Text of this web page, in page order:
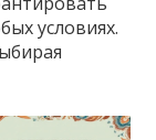
условиях.